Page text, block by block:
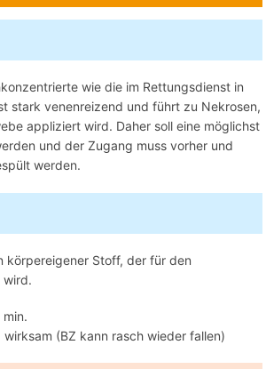
wie die im Rettungsdienst in
stark venenreizend und führt zu Nekrosen,
appliziert wird. Daher soll eine möglichst
und der Zugang muss vorher und
werden.
körpereigener Stoff, der für den
wird.
wirksam (BZ kann rasch wieder fallen)